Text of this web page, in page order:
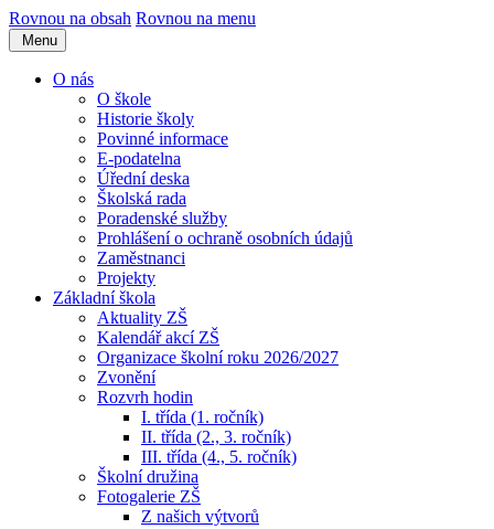
Rovnou na obsah Rovnou na menu
Menu
O nás
O škole
Historie školy
Povinné informace
E-podatelna
Úřední deska
Školská rada
Poradenské služby
Prohlášení o ochraně osobních údajů
Zaměstnanci
Projekty
Základní škola
Aktuality ZŠ
Kalendář akcí ZŠ
Organizace školní roku 2026/2027
Zvonění
Rozvrh hodin
I. třída (1. ročník)
II. třída (2., 3. ročník)
III. třída (4., 5. ročník)
Školní družina
Fotogalerie ZŠ
Z našich výtvorů